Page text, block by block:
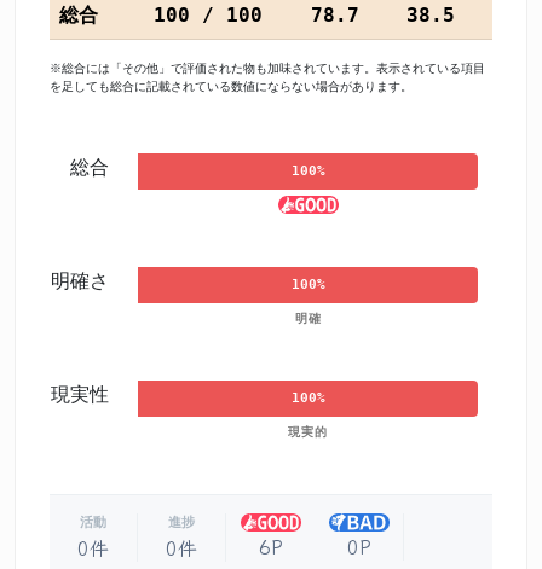
総合 100 / 100 78.7 38.5
※総合には「その他」で評価された物も加味されています。表示されている項目
を足しても総合に記載されている数値にならない場合があります。
総合 100%
明確さ 100%
明確
現実性 100%
現実的
活動
0件
進捗
0件 6P 0P